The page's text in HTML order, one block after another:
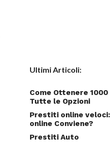
Ultimi Articoli:
Come Ottenere
Tutte le Opzioni
Prestiti online
online Conviene?
Prestiti Auto